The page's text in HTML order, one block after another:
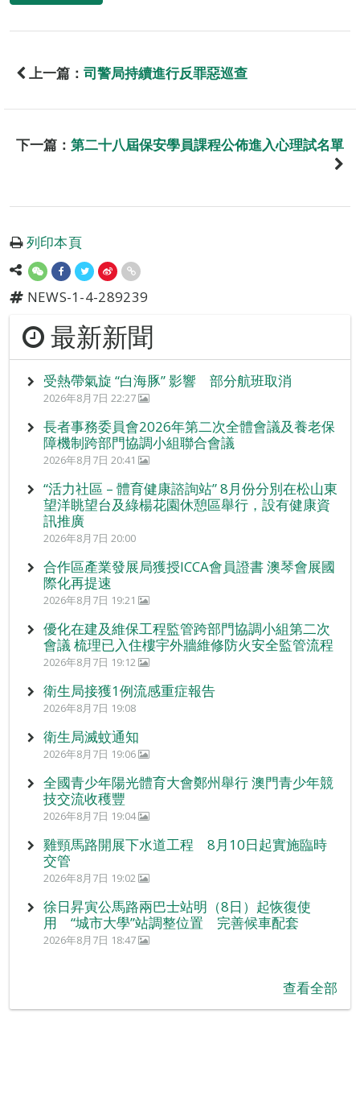
上一篇： 司警局持續進行反罪惡巡查
下一篇： 第二十八屆保安學員課程公佈進入心理試名單
列印本頁
NEWS-1-4-289239
最新新聞
受熱帶氣旋 “白海豚” 影響 部分航班取消
2026年8月7日 22:27
長者事務委員會2026年第二次全體會議及養老保
障機制跨部門協調小組聯合會議
2026年8月7日 20:41
“活力社區 – 體育健康諮詢站” 8月份分別在松山東
望洋眺望台及綠楊花園休憩區舉行，設有健康資
訊推廣
2026年8月7日 20:00
合作區產業發展局獲授ICCA會員證書 澳琴會展國
際化再提速
2026年8月7日 19:21
優化在建及維保工程監管跨部門協調小組第二次
會議 梳理已入住樓宇外牆維修防火安全監管流程
2026年8月7日 19:12
衛生局接獲1例流感重症報告
2026年8月7日 19:08
衛生局滅蚊通知
2026年8月7日 19:06
全國青少年陽光體育大會鄭州舉行 澳門青少年競
技交流收穫豐
2026年8月7日 19:04
雞頸馬路開展下水道工程 8月10日起實施臨時
交管
2026年8月7日 19:02
徐日昇寅公馬路兩巴士站明（8日）起恢復使
用 “城市大學”站調整位置 完善候車配套
2026年8月7日 18:47
查看全部